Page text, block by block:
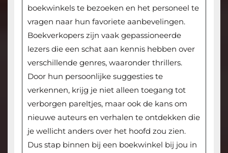
boekwinkels te bezoeken en het personeel te
vragen naar hun favoriete aanbevelingen.
Boekverkopers zijn vaak gepassioneerde
lezers die een schat aan kennis hebben over
verschillende genres, waaronder thrillers.
Door hun persoonlijke suggesties te
verkennen, krijg je niet alleen toegang tot
verborgen pareltjes, maar ook de kans om
nieuwe auteurs en verhalen te ontdekken die
je wellicht anders over het hoofd zou zien.
Dus stap binnen bij een boekwinkel bij jou in